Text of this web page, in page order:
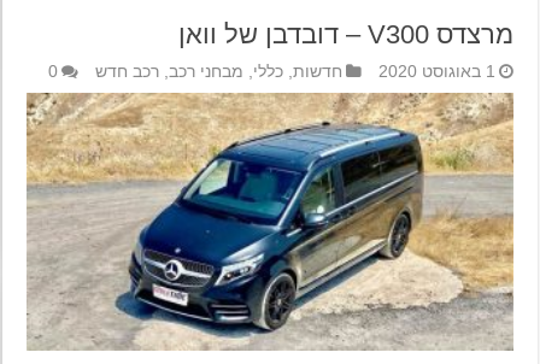
מרצדס V300 – דובדבן של וואן
1 באוגוסט 2020 חדשות,כללי,מבחני רכב,רכב חדש 0